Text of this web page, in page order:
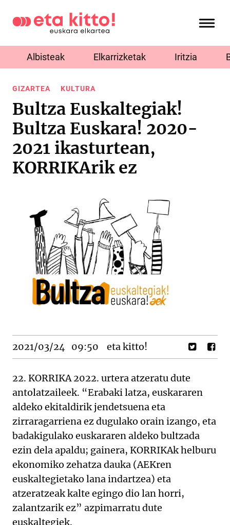
Albisteak Elkarrizketak Iritzia
GIZARTEA KULTURA
Bultza Euskaltegiak!
Bultza Euskara! 2020-
2021 ikasturtean,
KORRIKArik ez
2021/03/24 09:50 eta kitto!
22. KORRIKA 2022. urtera atzeratu dute
antolatzaileek. “Erabaki latza, euskararen
aldeko ekitaldirik jendetsuena eta
zirraragarriena ez dugulako orain izango, eta
badakigulako euskararen aldeko bultzada
ezin dela apaldu; gainera, KORRIKAk helburu
ekonomiko zehatza dauka (AEKren
euskaltegietako lana indartzea) eta
atzeratzeak kalte egingo dio lan horri,
zalantzarik ez” azpimarratu dute
euskaltegiek.